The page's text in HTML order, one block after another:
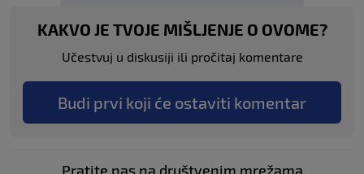
KAKVO JE TVOJE MIŠLJENJE O OVOME?
Učestvuj u diskusiji ili pročitaj komentare
Budi prvi koji će ostaviti komentar
Pratite nas na društvenim mrežama